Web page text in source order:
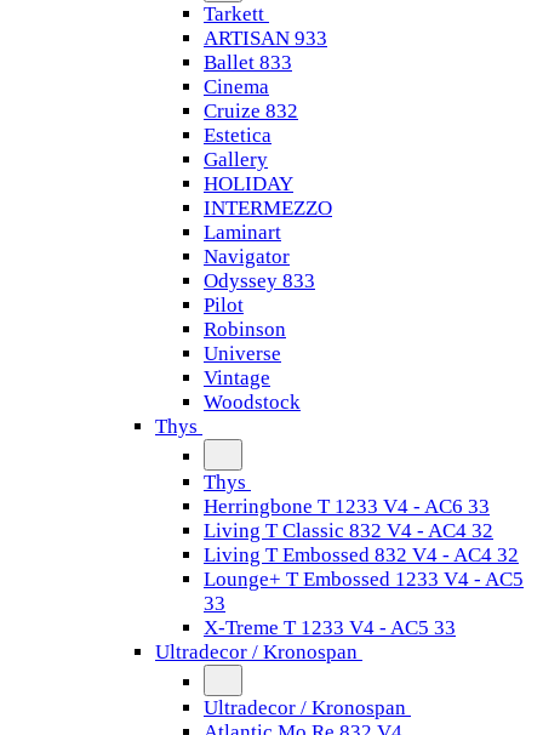
Tarkett
ARTISAN 933
Ballet 833
Cinema
Cruize 832
Estetica
Gallery
HOLIDAY
INTERMEZZO
Laminart
Navigator
Odyssey 833
Pilot
Robinson
Universe
Vintage
Woodstock
Thys
Thys
Herringbone T 1233 V4 - AC6 33
Living T Classic 832 V4 - AC4 32
Living T Embossed 832 V4 - AC4 32
Lounge+ T Embossed 1233 V4 - AC5
33
X-Treme T 1233 V4 - AC5 33
Ultradecor / Kronospan
Ultradecor / Kronospan